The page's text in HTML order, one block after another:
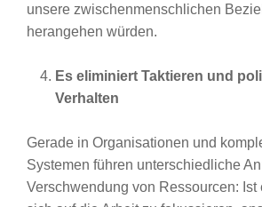
unsere zwischenmenschlichen
herangehen würden.
Es eliminiert Taktieren und
Verhalten
Gerade in Organisationen und
Systemen führen unterschiedliche
Verschwendung von Ressourcen: Ist